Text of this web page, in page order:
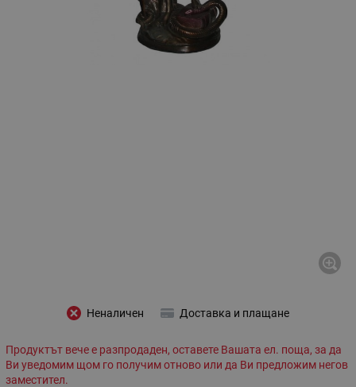
Неналичен Доставка и плащане
Продуктът вече е разпродаден, оставете Вашата ел. поща, за да
Ви уведомим щом го получим отново или да Ви предложим негов
заместител.